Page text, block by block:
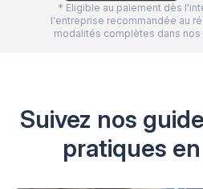
* Eligible au paiement dès
l'entreprise recommandée au
modalités complètes dans nos
Suivez nos
pratiques